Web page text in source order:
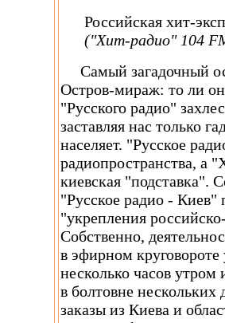
Российская хит-
("Хит-радио" 104
Самый загадочный
Остров-мираж: то ли
"Русского радио"
заставляя нас только
населяет. "Русское
радиопространства, а
киевская "подставка".
"Русское радио - Киев"
"укрепления
Собственно,
в эфирном
несколько часов утром
в болтовне
заказы из Киева и